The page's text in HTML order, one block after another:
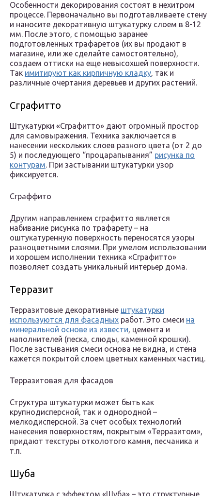
Особенности декорирования состоят в нехитром
процессе. Первоначально вы подготавливаете стену
и наносите декоративную штукатурку слоем в 8-12
мм. После этого, с помощью заранее
подготовленных трафаретов (их вы продают в
магазине, или же сделайте самостоятельно),
создаем оттиски на еще невысохшей поверхности.
Так имитируют как кирпичную кладку, так и
различные очертания деревьев и других растений.
Сграфитто
Штукатурки «Сграфитто» дают огромный простор
для самовыражения. Техника заключается в
нанесении нескольких слоев разного цвета (от 2 до
5) и последующего “процарапывания” рисунка по
контурам. При застывании штукатурки узор
фиксируется.
Сграффито
Другим направлением сграфитто является
набивание рисунка по трафарету – на
оштукатуренную поверхность переносятся узоры
разноцветными слоями. При умелом использовании
и хорошем исполнении техника «Сграфитто»
позволяет создать уникальный интерьер дома.
Терразит
Терразитовые декоративные штукатурки
используются для фасадных работ. Это смеси на
минеральной основе из извести, цемента и
наполнителей (песка, слюды, каменной крошки).
После застывания смеси основа не видна, и стена
кажется покрытой слоем цветных каменных частиц.
Терразитовая для фасадов
Структура штукатурки может быть как
крупнодисперсной, так и однородной –
мелкодисперсной. За счет особых технологий
нанесения поверхностям, покрытым «Терразитом»,
придают текстуры отколотого камня, песчаника и
т.п.
Шуба
Штукатурка с эффектом «Шуба» – это структурные